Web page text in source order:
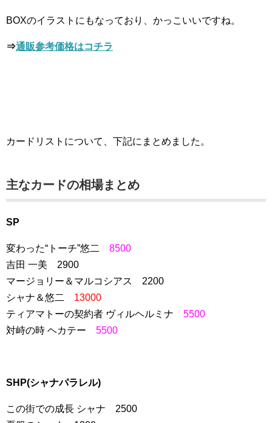
BOXのイラストにもなっており、かっこいいですね。
⇒通販参考価格はコチラ
カードリストについて、下記にまとめました。
主なカードの相場まとめ
SP
変わった“トーチ”悠二 8500
吉田 一美 2900
マージョリー＆マルコシアス 2200
シャナ＆悠二 13000
ティアマトーの契約者 ヴィルヘルミナ 5500
対峙の時 ヘカテー 5500
SHP(シャナパラレル)
この街での成長 シャナ 2500